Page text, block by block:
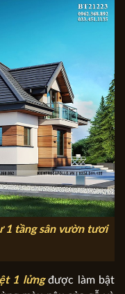
1 tầng sân vườn tươi
1 lửngđược làm bật